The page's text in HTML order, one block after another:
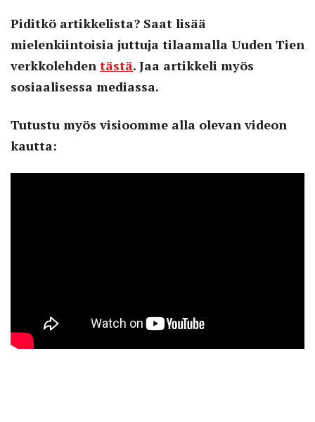
Piditkö artikkelista? Saat lisää
mielenkiintoisia juttuja tilaamalla Uuden Tien
verkkolehden tästä. Jaa artikkeli myös
sosiaalisessa mediassa.
Tutustu myös visioomme alla olevan videon
kautta: